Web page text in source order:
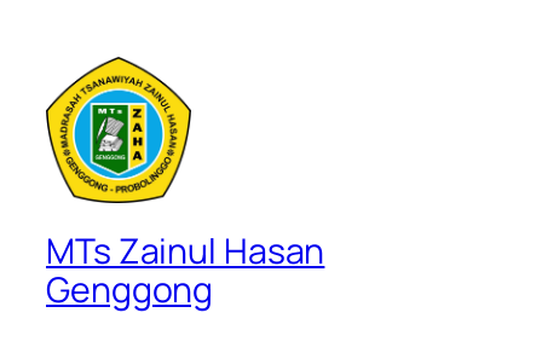
MTs Zainul Hasan
Genggong